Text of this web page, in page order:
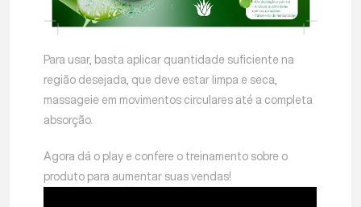
Para usar, basta aplicar quantidade suficiente na
região desejada, que deve estar limpa e seca,
massageie em movimentos circulares até a completa
absorção.
Agora dá o play e confere o treinamento sobre o
produto para aumentar suas vendas!